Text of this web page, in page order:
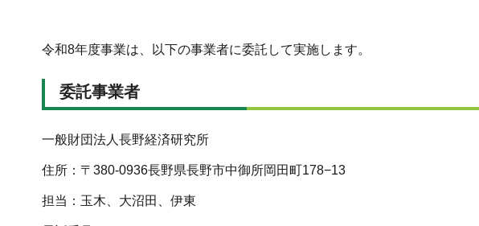
令和8年度事業は、以下の事業者に委託して実施します。
委託事業者
一般財団法人長野経済研究所
住所：〒380-0936長野県長野市中御所岡田町178−13
担当：玉木、大沼田、伊東